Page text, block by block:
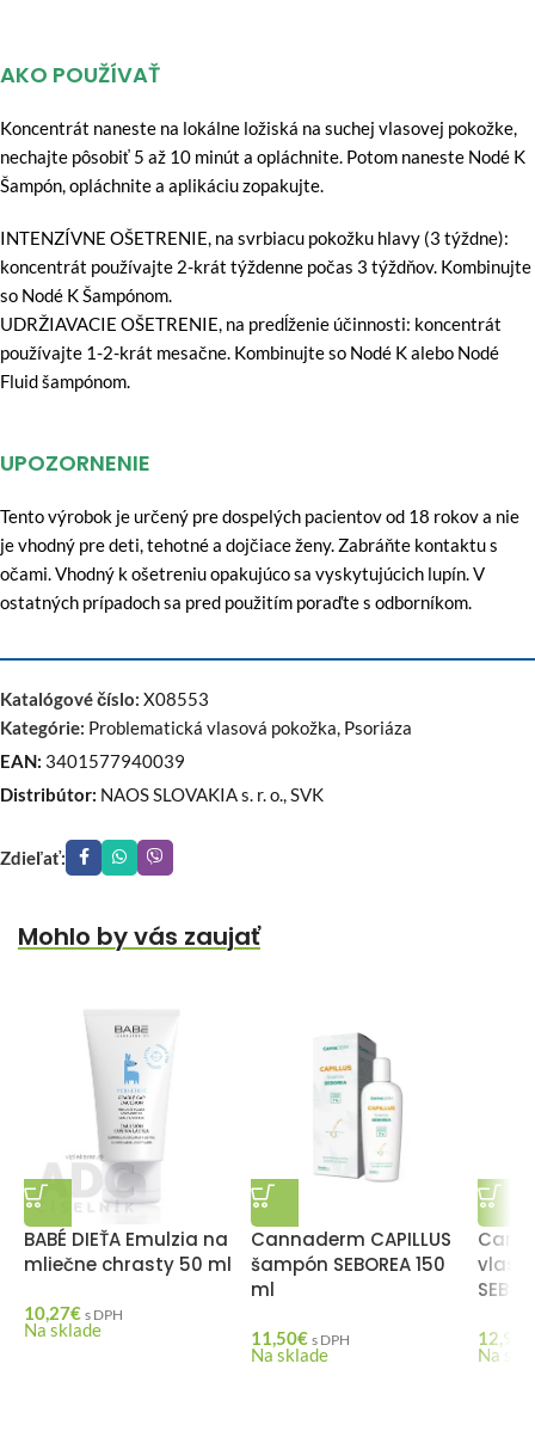
AKO POUŽÍVAŤ
Koncentrát naneste na lokálne ložiská na suchej vlasovej pokožke,
nechajte pôsobiť 5 až 10 minút a opláchnite. Potom naneste Nodé K
Šampón, opláchnite a aplikáciu zopakujte.
INTENZÍVNE OŠETRENIE, na svrbiacu pokožku hlavy (3 týždne):
koncentrát používajte 2-krát týždenne počas 3 týždňov. Kombinujte
so Nodé K Šampónom.
UDRŽIAVACIE OŠETRENIE, na predĺženie účinnosti: koncentrát
používajte 1-2-krát mesačne. Kombinujte so Nodé K alebo Nodé
Fluid šampónom.
UPOZORNENIE
Tento výrobok je určený pre dospelých pacientov od 18 rokov a nie
je vhodný pre deti, tehotné a dojčiace ženy. Zabráňte kontaktu s
očami. Vhodný k ošetreniu opakujúco sa vyskytujúcich lupín. V
ostatných prípadoch sa pred použitím poraďte s odborníkom.
Katalógové číslo: X08553
Kategórie: Problematická vlasová pokožka, Psoriáza
EAN: 3401577940039
Distribútor: NAOS SLOVAKIA s. r. o., SVK
Zdieľať:
Mohlo by vás zaujať
BABÉ DIEŤA Emulzia na
mliečne chrasty 50 ml
10,27€ s DPH
Na sklade
Cannaderm CAPILLUS
šampón SEBOREA 150
ml
11,50€ s DPH
Na sklade
12,90
Na